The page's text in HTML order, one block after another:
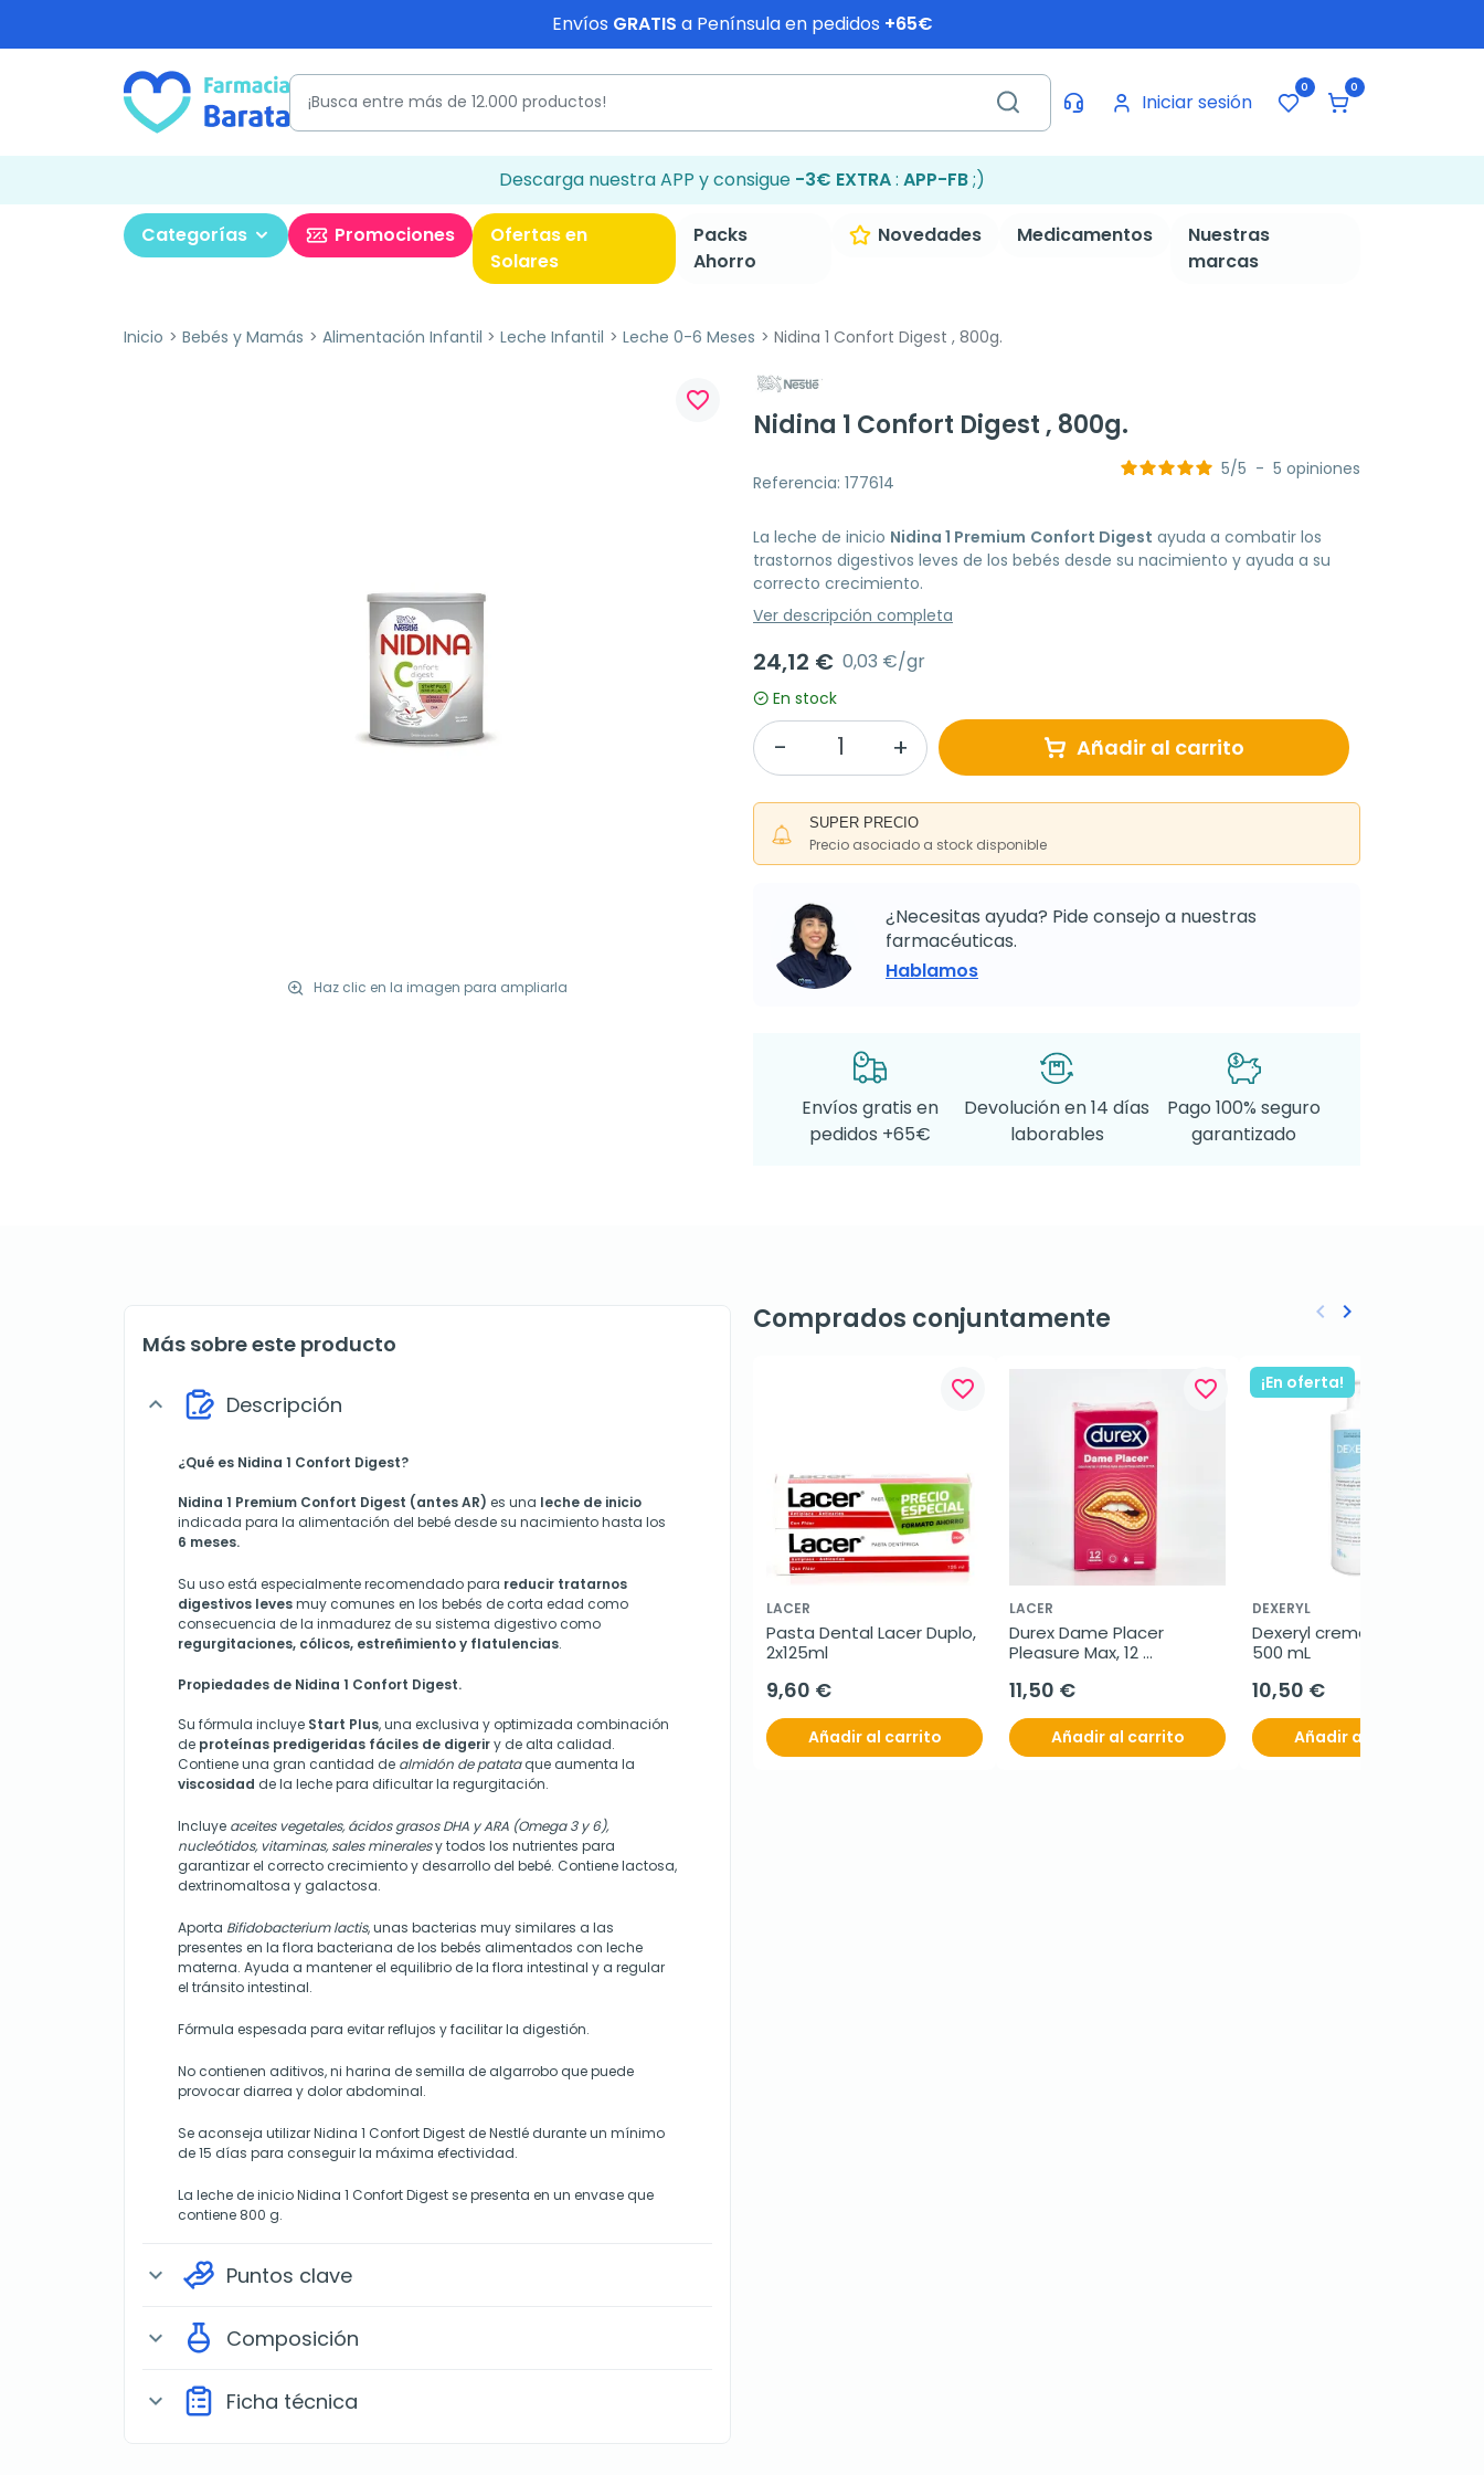
Envíos GRATIS a Península en pedidos +65€
Iniciar sesión
0 0
Descarga nuestra APP y consigue -3€ EXTRA: APP-FB;)
Categorías Promociones
Ofertas en
Solares
Packs
Ahorro
Novedades Medicamentos
Nuestras
marcas
Inicio Bebés y Mamás Alimentación Infantil Leche Infantil Leche 0-6 Meses Nidina 1 Confort Digest , 800g.
Haz clic en la imagen para ampliarla
favorite_border
Nidina 1 Confort Digest , 800g.
Referencia: 177614
5/5 - 5 opiniones
La leche de inicio Nidina 1 Premium Confort Digest ayuda a combatir los
trastornos digestivos leves de los bebés desde su nacimiento y ayuda a su
correcto crecimiento.
Ver descripción completa
24,12 € 0,03 €/gr
En stock
Añadir al carrito
SUPER PRECIO
Precio asociado a stock disponible
¿Necesitas ayuda? Pide consejo a nuestras
farmacéuticas.
Hablamos
Envíos gratis en
pedidos +65€
Devolución en 14 días
laborables
Pago 100% seguro
garantizado
Más sobre este producto
expand_more Descripción
¿Qué es Nidina 1 Confort Digest?
Nidina 1 Premium Confort Digest (antes AR) es una leche de inicio
indicada para la alimentación del bebé desde su nacimiento hasta los
6 meses.
Su uso está especialmente recomendado para reducir tratarnos
digestivos levesmuy comunes en los bebés de corta edad como
consecuencia de la inmadurez de su sistema digestivo como
regurgitaciones, cólicos, estreñimiento y flatulencias.
Propiedades de Nidina 1 Confort Digest.
Su fórmula incluye Start Plus, una exclusiva y optimizada combinación
de proteínas predigeridas fáciles de digeriry de alta calidad.
Contiene una gran cantidad de almidón de patataque aumenta la
viscosidad de la leche para dificultar la regurgitación.
Incluye aceites vegetales, ácidos grasos DHA y ARA (Omega 3 y 6),
nucleótidos, vitaminas, sales mineralesy todos los nutrientes para
garantizar el correcto crecimiento y desarrollo del bebé. Contiene lactosa,
dextrinomaltosa y galactosa.
Aporta Bifidobacterium lactis, unas bacterias muy similares a las
presentes en la flora bacteriana de los bebés alimentados con leche
materna. Ayuda a mantener el equilibrio de la flora intestinal y a regular
el tránsito intestinal.
Fórmula espesada para evitar reflujos y facilitar la digestión.
No contienen aditivos, ni harina de semilla de algarrobo que puede
provocar diarrea y dolor abdominal.
Se aconseja utilizar Nidina 1 Confort Digest de Nestlé durante un mínimo
de 15 días para conseguir la máxima efectividad.
La leche de inicio Nidina 1 Confort Digest se presenta en un envase que
contiene 800 g.
expand_more Puntos clave
expand_more Composición
expand_more Ficha técnica
Comprados conjuntamente
favorite_border
LACER
Pasta Dental Lacer Duplo,
2x125ml
9,60 €
Añadir al carrito
favorite_border
LACER
Durex Dame Placer
Pleasure Max, 12
11,50 €
Añadir al carrito
¡En oferta!
DEXERYL
Dexeryl crema emoliente,
500 mL
10,50 €
Añadir al carrito
Anterior
keyboard_arrow_left Siguiente
keyboard_arrow_right